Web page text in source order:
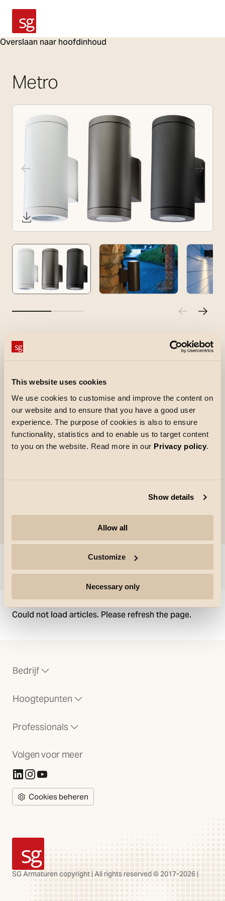
This website uses cookies
We use cookies to customise and improve the content on
our website and to ensure that you have a good user
experience. The purpose of cookies is also to ensure
functionality, statistics and to enable us to target content
to you on the website. Read more in our Privacy policy.
Show details
Allow all
Customize
Necessary only
Overslaan naar hoofdinhoud
SG Armaturen
Metro
Metro
Metro is een stijlvol en fraai LED armatuur.
of Uplight/Downlight versie en als
plafondarmatuur. Vervangbare GU10 Ledlamp
inbegrepen. IP67 beschermingsgraad.
Vervaardigd uit zuurbestendig staal en
gepoedercoat gefreesd aluminium. Afscherming
Could not load articles. Please refresh the page.
Bedrijf
Hoogtepunten
Professionals
Volgen voor meer
(Opent in nieuw tabblad)
(Opent in nieuw tabblad)
(Opent in nieuw tabblad)
Cookies beheren
SG Armaturen
SG Armaturen copyright | All rights reserved © 2017-2026 |